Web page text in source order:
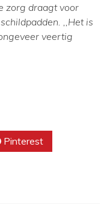
zorg draagt voor
,,Het is
veertig
Pinterest